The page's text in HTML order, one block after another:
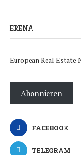
ERENA
European Real Estate
Abonnieren
FACEBOOK
TELEGRAM